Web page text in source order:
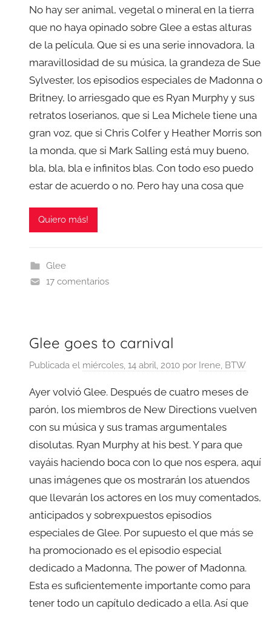
No hay ser animal, vegetal o mineral en la tierra
que no haya opinado sobre Glee a estas alturas
de la película. Que si es una serie innovadora, la
maravillosidad de su música, la grandeza de Sue
Sylvester, los episodios especiales de Madonna o
Britney, lo arriesgado que es Ryan Murphy y sus
retratos loserianos, que si Lea Michele tiene una
gran voz, que si Chris Colfer y Heather Morris son
la monda, que si Mark Salling está muy bueno,
bla, bla, bla e infinitos blas. Con todo eso puedo
estar de acuerdo o no. Pero hay una cosa que
Quiero más!
Glee
17 comentarios
Glee goes to carnival
Publicada el miércoles, 14 abril, 2010 por Irene, BTW
Ayer volvió Glee. Después de cuatro meses de
parón, los miembros de New Directions vuelven
con su música y sus tramas argumentales
disolutas. Ryan Murphy at his best. Y para que
vayáis haciendo boca con lo que nos espera, aquí
unas imágenes que os mostrarán los atuendos
que llevarán los actores en los muy comentados,
anticipados y sobrexpuestos episodios
especiales de Glee. Por supuesto el que más se
ha promocionado es el episodio especial
dedicado a Madonna, The power of Madonna.
Esta es suficientemente importante como para
tener todo un capítulo dedicado a ella. Así que